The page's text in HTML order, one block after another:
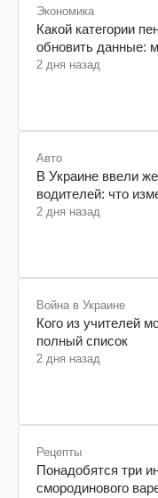
Экономика
Какой категории
обновить данные:
2 дня назад
Авто
В Украине ввели
водителей: что
2 дня назад
Война в Украине
Кого из учителей
полный список
2 дня назад
Рецепты
Понадобятся три
смородинового